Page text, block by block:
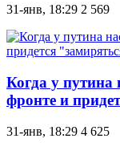
31-янв, 18:29 2 569
Когда у путина
фронте и
31-янв, 18:29 4 625